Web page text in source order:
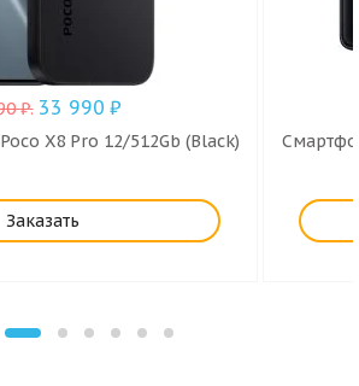
₽. 33 990₽
X8 Pro 12/512Gb (Black)
Заказать